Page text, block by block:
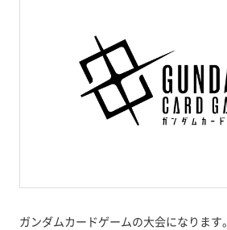
ガンダムカードゲームの大会になります。